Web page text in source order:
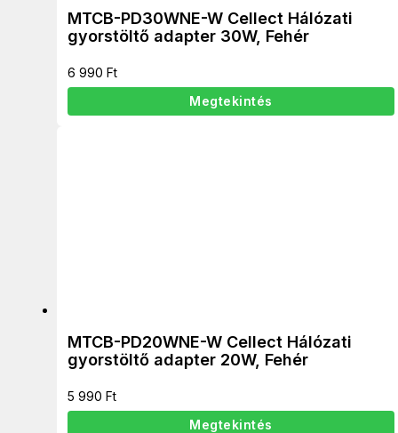
MTCB-PD30WNE-W Cellect Hálózati
gyorstöltő adapter 30W, Fehér
6 990 Ft
Megtekintés
MTCB-PD20WNE-W Cellect Hálózati
gyorstöltő adapter 20W, Fehér
5 990 Ft
Megtekintés